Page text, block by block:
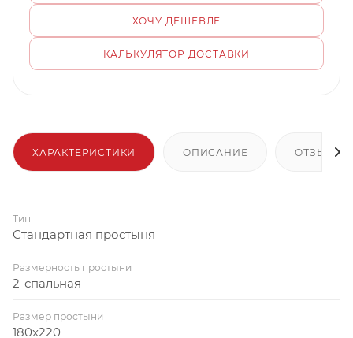
ХОЧУ ДЕШЕВЛЕ
КАЛЬКУЛЯТОР ДОСТАВКИ
ХАРАКТЕРИСТИКИ ОПИСАНИЕ ОТЗЫВЫ
Тип
Стандартная простыня
Размерность простыни
2-спальная
Размер простыни
180x220